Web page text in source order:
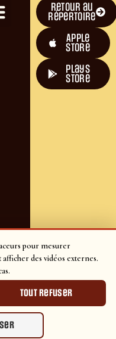
pour mesurer
des vidéos externes.
Tout refuser
Retour au
répertoire
Apple
Store
plays
store